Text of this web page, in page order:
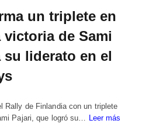
un triplete en
de Sami
su liderato en el
Rally de Finlandia con un triplete
Pajari, que logró su…
Leer más